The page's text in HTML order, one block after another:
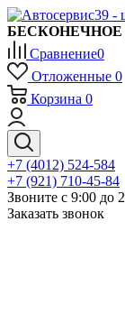
БЕСКОНЕЧНОЕ
Сравнение0
Отложенные 0
Корзина 0
+7 (4012) 524-584
+7 (921) 710-45-84
Звоните с 9:00 до
Заказать звонок